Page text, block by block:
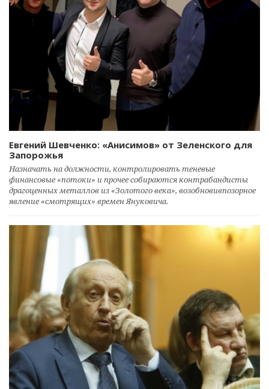
Евгений Шевченко: «Анисимов» от Зеленского для
Запорожья
Назначать на должности, контролировать теневые
финансовые «потоки» и прочее собираются контрабандисты
драгоценных металлов из «Золотого века», возобновивпозорное
явление «смотрящих» времен Януковича.